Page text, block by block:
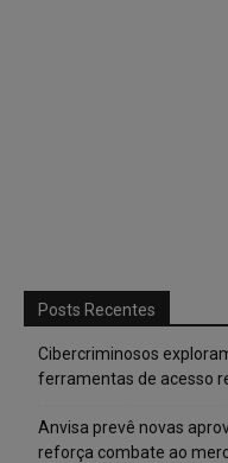
Posts Recentes
Cibercriminosos
ferramentas de acesso
Anvisa prevê novas
reforça combate ao